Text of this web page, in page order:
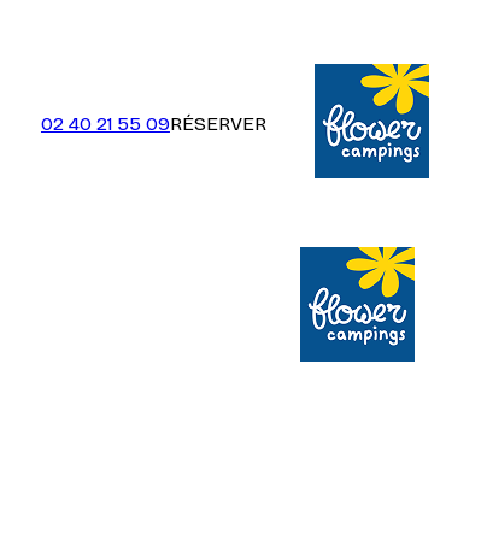
02 40 21 55 09RÉSERVER